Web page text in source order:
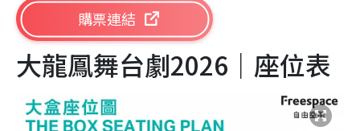
購票連結
大龍鳳舞台劇2026｜座位表